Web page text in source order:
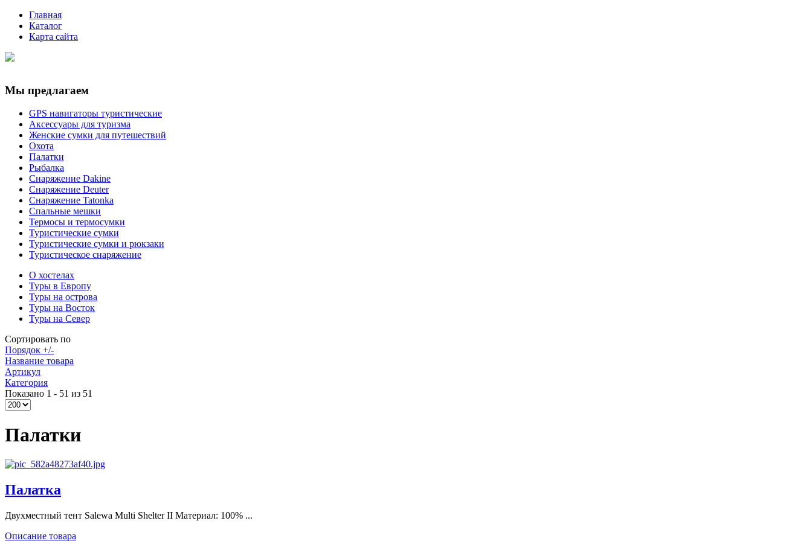
Главная
Каталог
Карта сайта
Мы предлагаем
GPS навигаторы туристические
Аксессуары для туризма
Женские сумки для путешествий
Охота
Палатки
Рыбалка
Снаряжение Dakine
Снаряжение Deuter
Снаряжение Tatonka
Спальные мешки
Термосы и термосумки
Туристические сумки
Туристические сумки и рюкзаки
Туристическое снаряжение
О хостелах
Туры в Европу
Туры на острова
Туры на Восток
Туры на Север
Сортировать по
Порядок +/-
Название товара
Артикул
Категория
Показано 1 - 51 из 51
Палатки
Палатка
Двухместный тент Salewa Multi Shelter II Материал: 100% ...
Описание товара